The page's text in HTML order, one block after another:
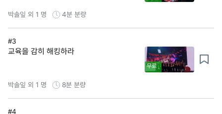
박솔잎 외 1 명 4분 분량
#3
교육을 감히 해킹하라
무료
박솔잎 외 1 명 8분 분량
#4